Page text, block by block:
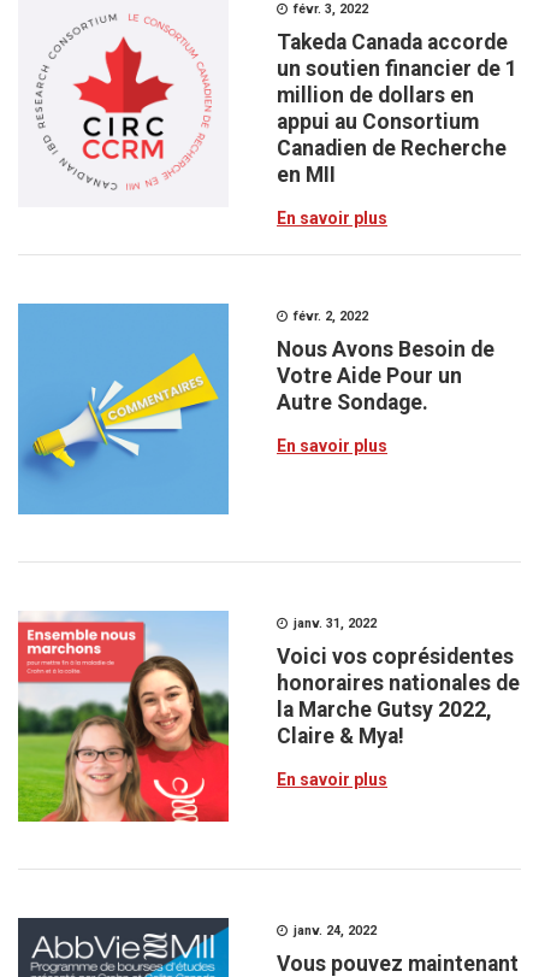
févr. 3, 2022
Takeda Canada accorde
un soutien financier de 1
million de dollars en
appui au Consortium
Canadien de Recherche
en MII
En savoir plus
févr. 2, 2022
Nous Avons Besoin de
Votre Aide Pour un
Autre Sondage.
En savoir plus
janv. 31, 2022
Voici vos coprésidentes
honoraires nationales de
la Marche Gutsy 2022,
Claire & Mya!
En savoir plus
janv. 24, 2022
Vous pouvez maintenant